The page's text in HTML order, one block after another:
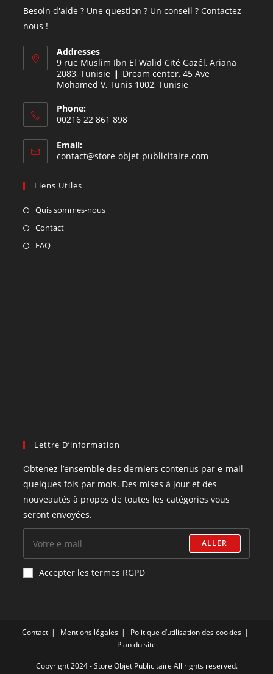
Besoin d'aide ? Une question ? Un conseil ? Contactez-
nous !
Addresses
9 rue Muslim Ibn El Walid Cité Gazél, Ariana
2083, Tunisie ❙ Dream center, 45 Ave
Mohamed V, Tunis 1002, Tunisie
Phone:
00216 22 861 898
Email:
contact@store-objet-publicitaire.com
Liens Utiles
Quis sommes-nous
Contact
FAQ
Lettre D’information
Obtenez l’ensemble des derniers contenus par e-mail
quelques fois par mois. Des mises à jour et des
nouveautés à propos de toutes les catégories vous
seront envoyées.
ALLER
Accepter les termes RGPD
Contact Mentions légales
Politique d’utilisation des cookies
Plan du site
Copyright 2024 - Store Objet Publicitaire All rights reserved.